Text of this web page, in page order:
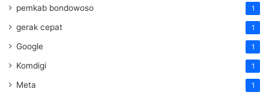
pemkab bondowoso 1
gerak cepat 1
Google 1
Komdigi 1
Meta 1